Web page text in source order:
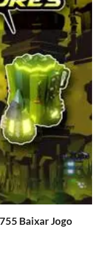
Baixar Jogo